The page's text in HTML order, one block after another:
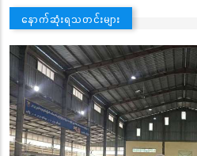
နောက်ဆုံးရသတင်းများ